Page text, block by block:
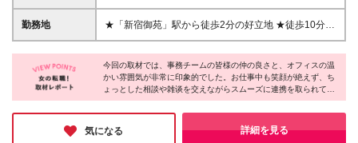
話すのが好きな方 ◇気配り上手な方
験・能力等を考慮し決定します ※残業代は全額支給 ※
試用期間2カ月（その間の給与・待遇に差異はありま
勤務地
★「新宿御苑」駅から徒歩2分の好立地 ★徒歩10分以
内で3駅利用可能です！ 【東京支社】 東京都新宿区新
宿1-20-2 小池ビル2F ※変更の範囲：上記を除く当
社関連勤務地
今回の取材では、事務チームの皆様の仲の良さと、オフィスの温
かい雰囲気が非常に印象的でした。お仕事中も笑顔が絶えず、ち
ょっとした相談や雑谈を交えながらスムーズに連携を取られてい
る姿から、居心地の良さがしっかりと伝わってきました♪
残業も少なくお休みも充実しているため、プライベートを大切に
しながら長く働きたい方にぴったりの環境。未経験から事務にチ
ャレンジしたい方に、ぜひおすすめしたい企業です！
気になる 詳細を見る